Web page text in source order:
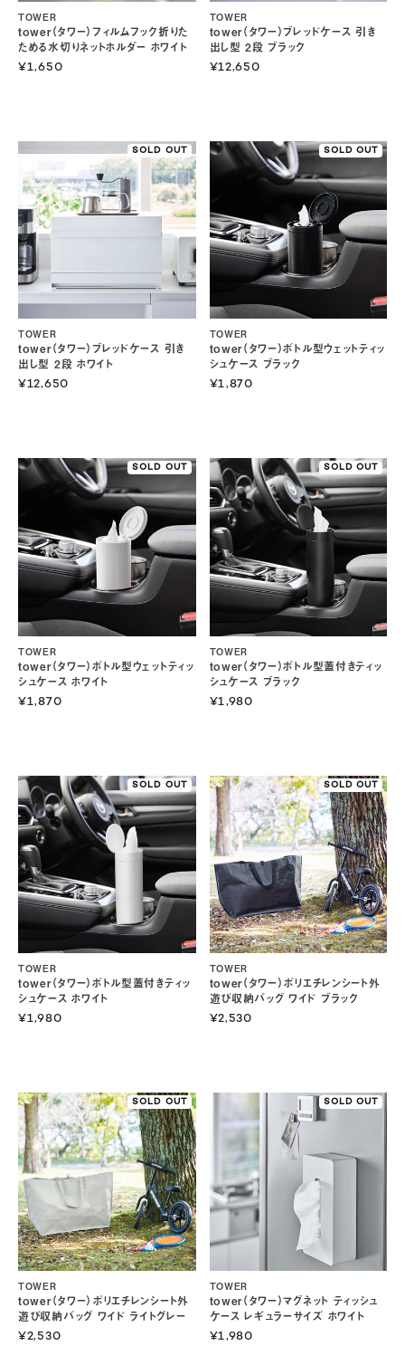
tower（タワー）フィルムフック折りた
ためる水切りネットホルダー ホワイト
TOWER
¥1,650
tower（タワー）ブレッドケース 引き
出し型 2段 ブラック
TOWER
¥12,650
SOLD OUT
tower（タワー）ブレッドケース 引き
出し型 2段 ホワイト
TOWER
¥12,650
SOLD OUT
tower（タワー）ボトル型ウェットティッ
シュケース ブラック
TOWER
¥1,870
SOLD OUT
tower（タワー）ボトル型ウェットティッ
シュケース ホワイト
TOWER
¥1,870
SOLD OUT
tower（タワー）ボトル型蓋付きティッ
シュケース ブラック
TOWER
¥1,980
SOLD OUT
tower（タワー）ボトル型蓋付きティッ
シュケース ホワイト
TOWER
¥1,980
SOLD OUT
tower（タワー）ポリエチレンシート外
遊び収納バッグ ワイド ブラック
TOWER
¥2,530
SOLD OUT
tower（タワー）ポリエチレンシート外
遊び収納バッグ ワイド ライトグレー
TOWER
¥2,530
SOLD OUT
tower（タワー）マグネット ティッシュ
ケース レギュラーサイズ ホワイト
TOWER
¥1,980